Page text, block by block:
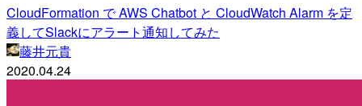
CloudFormation で AWS Chatbot と CloudWatch Alarm を定
義してSlackにアラート通知してみた
藤井元貴
2020.04.24